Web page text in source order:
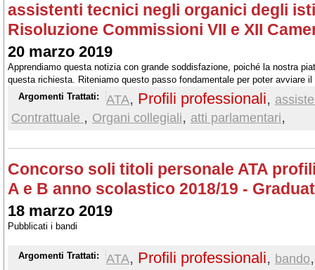
assistenti tecnici negli organici degli
Risoluzione Commissioni VII e XII
20 marzo 2019
Apprendiamo questa notizia con grande soddisfazione, poiché la nostra
questa richiesta. Riteniamo questo passo fondamentale per poter avviare
revisione professionale di tutto il personale ATA.
Argomenti Trattati: ATA, Profili professionali,
Contrattuale , Organi collegiali, atti parlamentari,
Concorso soli titoli personale ATA
A e B anno scolastico 2018/19 -
18 marzo 2019
Pubblicati i bandi
Argomenti Trattati: ATA, Profili professionali, bando,